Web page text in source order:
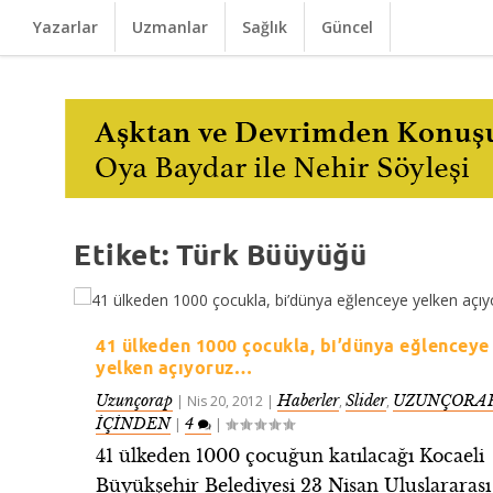
Yazarlar Uzmanlar Sağlık Güncel
Etiket:Türk Büüyüğü
41 ülkeden 1000 çocukla, bi’dünya eğlenceye
yelken açıyoruz…
Uzunçorap | Nis 20, 2012 |Haberler,Slider,
İÇİNDEN|4 |
41 ülkeden 1000 çocuğun katılacağı Kocaeli
Büyükşehir Belediyesi 23 Nisan Uluslararası